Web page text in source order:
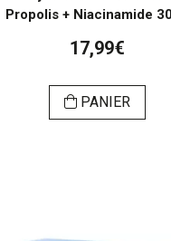
Propolis + Niacinamide
17,99€
PANIER